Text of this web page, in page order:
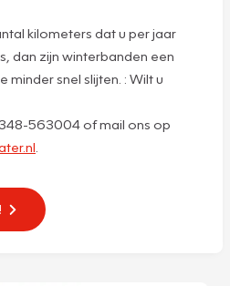
kilometers dat u per jaar
dan zijn winterbanden een
snel slijten. : Wilt u
563004 of mail ons op